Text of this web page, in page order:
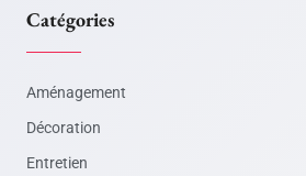
Catégories
Aménagement
Décoration
Entretien